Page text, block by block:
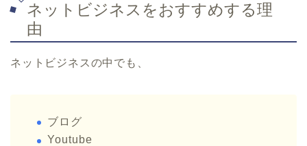
ネットビジネスをおすすめする理
由
ネットビジネスの中でも、
ブログ
Youtube